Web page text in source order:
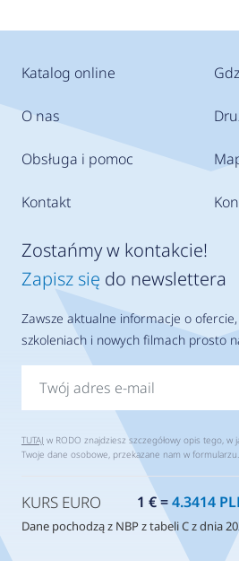
Katalog online
O nas
Obsługa i pomoc
Kontakt
Zostańmy w kontakcie!
Zapisz się do newslettera
Zawsze aktualne informacje o
szkoleniach i nowych filmach prosto
TUTAJ w RODO znajdziesz szczegółowy opis tego,
Twoje dane osobowe, przekazane nam w formularzu.
KURS EURO 1 € =4.3414
Dane pochodzą z NBP z tabeli C z dnia